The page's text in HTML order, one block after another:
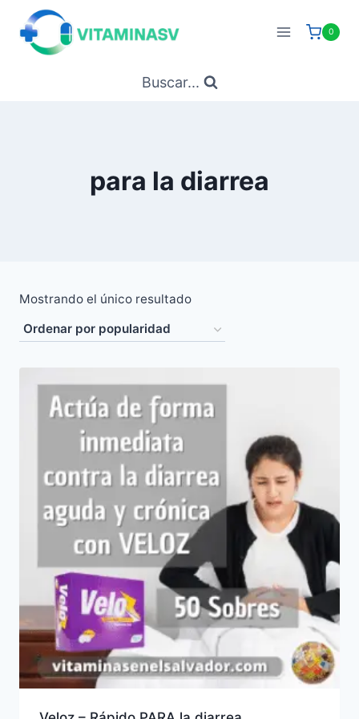
Saltar
contenido
0
Buscar...
para la diarrea
Mostrando el único resultado